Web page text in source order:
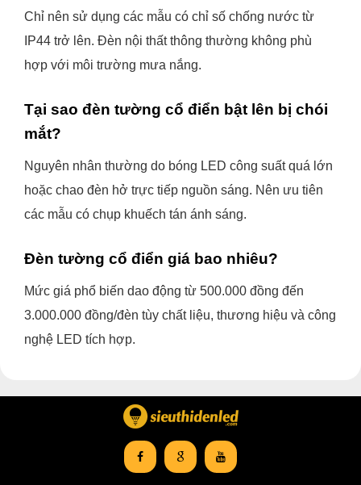
Chỉ nên sử dụng các mẫu có chỉ số chống nước từ
IP44 trở lên. Đèn nội thất thông thường không phù
hợp với môi trường mưa nắng.
Tại sao đèn tường cổ điển bật lên bị chói
mắt?
Nguyên nhân thường do bóng LED công suất quá lớn
hoặc chao đèn hở trực tiếp nguồn sáng. Nên ưu tiên
các mẫu có chụp khuếch tán ánh sáng.
Đèn tường cổ điển giá bao nhiêu?
Mức giá phổ biến dao động từ 500.000 đồng đến
3.000.000 đồng/đèn tùy chất liệu, thương hiệu và công
nghệ LED tích hợp.